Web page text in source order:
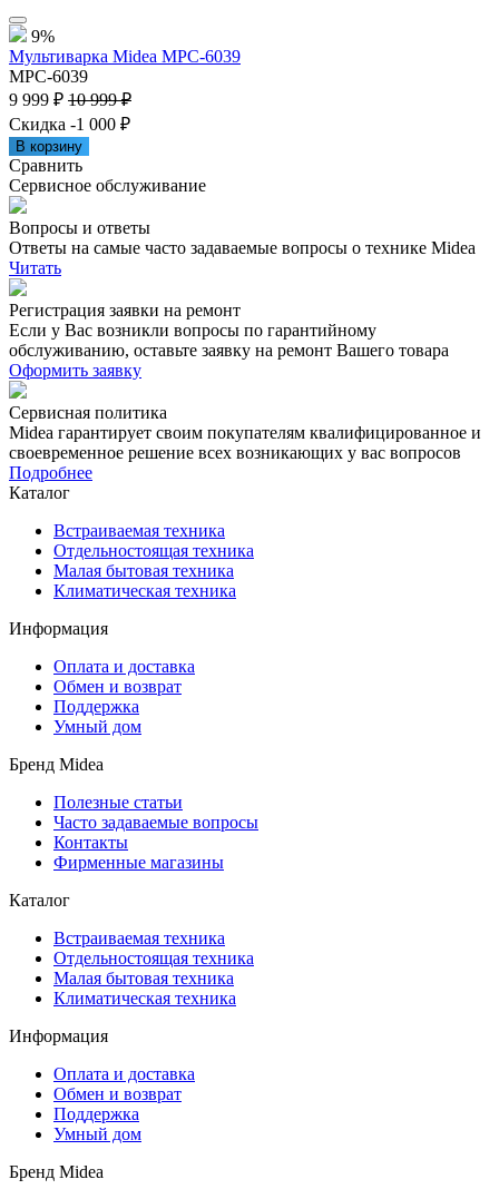
9%
Мультиварка Midea MPC-6039
MPC-6039
9 999 ₽ 10 999 ₽
Скидка -1 000 ₽
В корзину
Сравнить
Сервисное обслуживание
Вопросы и ответы
Ответы на самые часто задаваемые вопросы о технике Midea
Читать
Регистрация заявки на ремонт
Если у Вас возникли вопросы по гарантийному
обслуживанию, оставьте заявку на ремонт Вашего товара
Оформить заявку
Сервисная политика
Midea гарантирует своим покупателям квалифицированное и
своевременное решение всех возникающих у вас вопросов
Подробнее
Каталог
Встраиваемая техника
Отдельностоящая техника
Малая бытовая техника
Климатическая техника
Информация
Оплата и доставка
Обмен и возврат
Поддержка
Умный дом
Бренд Midea
Полезные статьи
Часто задаваемые вопросы
Контакты
Фирменные магазины
Каталог
Встраиваемая техника
Отдельностоящая техника
Малая бытовая техника
Климатическая техника
Информация
Оплата и доставка
Обмен и возврат
Поддержка
Умный дом
Бренд Midea